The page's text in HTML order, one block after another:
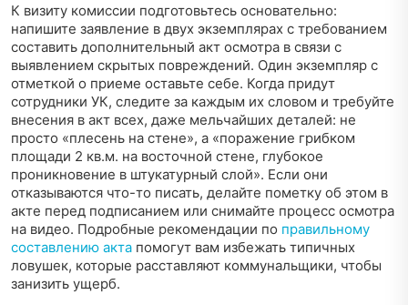
К визиту комиссии подготовьтесь основательно:
напишите заявление в двух экземплярах с требованием
составить дополнительный акт осмотра в связи с
выявлением скрытых повреждений. Один экземпляр с
отметкой о приеме оставьте себе. Когда придут
сотрудники УК, следите за каждым их словом и требуйте
внесения в акт всех, даже мельчайших деталей: не
просто «плесень на стене», а «поражение грибком
площади 2 кв.м. на восточной стене, глубокое
проникновение в штукатурный слой». Если они
отказываются что-то писать, делайте пометку об этом в
акте перед подписанием или снимайте процесс осмотра
на видео. Подробные рекомендации по правильному
составлению акта помогут вам избежать типичных
ловушек, которые расставляют коммунальщики, чтобы
занизить ущерб.